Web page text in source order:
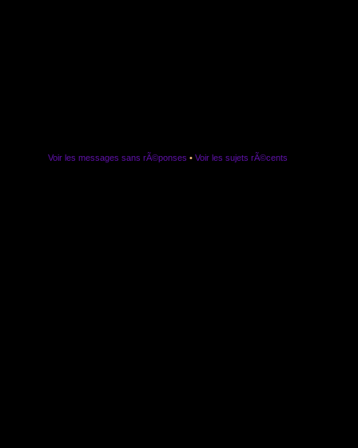
Voir les messages sans rÃ©ponses • Voir les sujets rÃ©cents